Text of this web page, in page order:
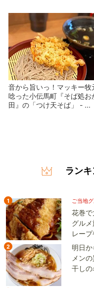
音から旨いっ！マッキー牧
唸った小伝馬町『そば処お
田』の「つけ天そば」 - ...
ラン
1 ご当地
花巻
グル
レー
2
明日
メン
干し